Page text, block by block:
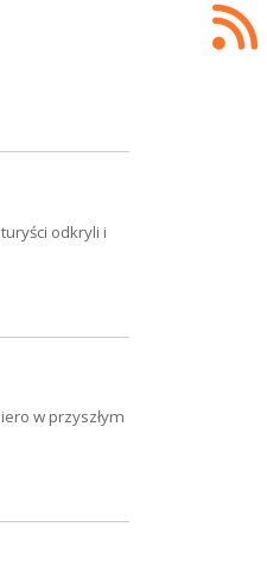
odkryli i
w przyszłym